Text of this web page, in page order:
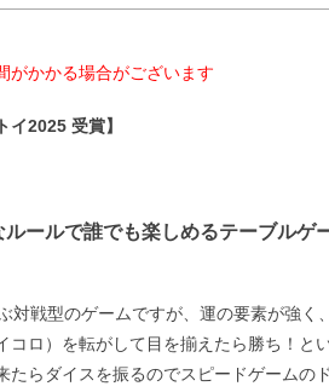
がかかる場合がございます
イ2025 受賞】
ールで誰でも楽しめるテーブルゲ
対戦型のゲームですが、運の要素が強く
コロ）を転がして目を揃えたら勝ち！と
たらダイスを振るのでスピードゲームの